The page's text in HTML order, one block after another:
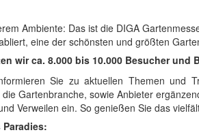
Ambiente: Das ist die DIGA
eine der schönsten und größten
wir ca. 8.000 bis 10.000 Besucher und
Sie zu aktuellen Themen
Gartenbranche, sowie Anbieter
Verweilen ein. So genießen Sie das